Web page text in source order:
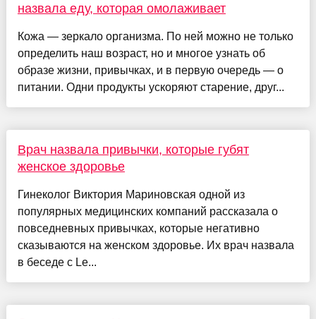
назвала еду, которая омолаживает
Кожа — зеркало организма. По ней можно не только
определить наш возраст, но и многое узнать об
образе жизни, привычках, и в первую очередь — о
питании. Одни продукты ускоряют старение, друг...
Врач назвала привычки, которые губят
женское здоровье
Гинеколог Виктория Мариновская одной из
популярных медицинских компаний рассказала о
повседневных привычках, которые негативно
сказываются на женском здоровье. Их врач назвала
в беседе с Le...